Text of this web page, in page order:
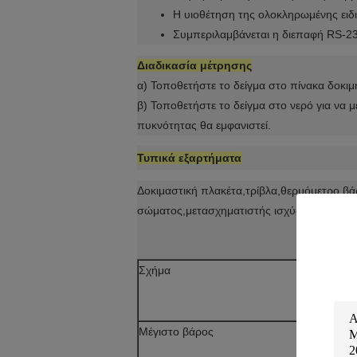
Η υιοθέτηση της ολοκληρωμένης
Συμπεριλαμβάνεται η διεπαφή RS-
Διαδικασία μέτρησης
α) Τοποθετήστε το δείγμα στο πίνακα
β) Τοποθετήστε το δείγμα στο νερό για
πυκνότητας θα εμφανιστεί.
Τυπικά εξαρτήματα
Δοκιμαστική
σώματος,μετασχηματιστής ισχύος
Σχήμα
Μέγιστο βάρος